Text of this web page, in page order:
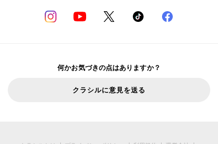
何かお気づきの点はありますか？
クラシルに意見を送る